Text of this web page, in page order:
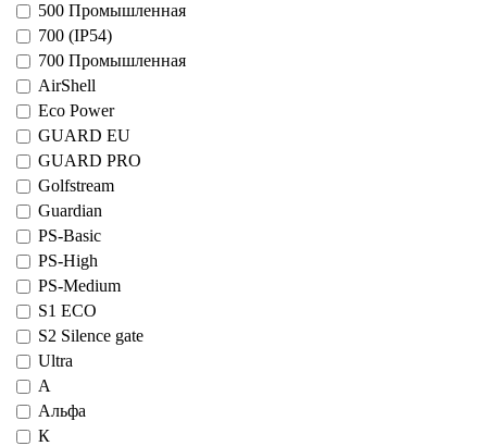
500 Промышленная
700 (IP54)
700 Промышленная
AirShell
Eco Power
GUARD EU
GUARD PRO
Golfstream
Guardian
PS-Basic
PS-High
PS-Medium
S1 ECO
S2 Silence gate
Ultra
А
Альфа
К